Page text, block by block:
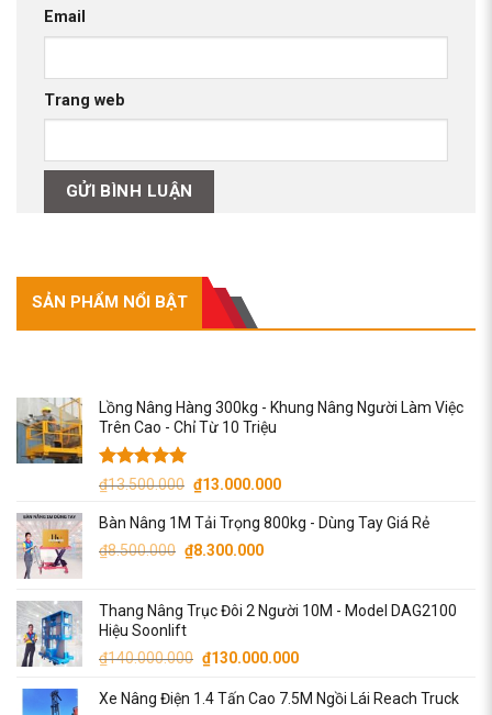
Email
Trang web
SẢN PHẨM NỔI BẬT
Lồng Nâng Hàng 300kg - Khung Nâng Người Làm Việc
Trên Cao - Chỉ Từ 10 Triệu
Được xếp
5 sao
₫13.500.000 Giá
là:
₫13.500.000.
₫13.000.000Giá
tại
Bàn Nâng 1M Tải Trọng 800kg - Dùng Tay Giá Rẻ
₫8.500.000 Giá
₫8.500.000.
₫8.300.000Giá
là:
Thang Nâng Trục Đôi 2 Người 10M - Model DAG2100
Hiệu Soonlift
₫140.000.000 Giá
là:
₫130.000.000Giá
tại
Xe Nâng Điện 1.4 Tấn Cao 7.5M Ngồi Lái Reach Truck